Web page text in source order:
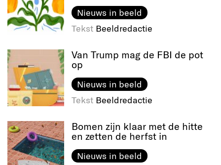
Nieuws in beeld
Tekst Beeldredactie
Van Trump mag de FBI de pot
op
Nieuws in beeld
Tekst Beeldredactie
Bomen zijn klaar met de hitte
en zetten de herfst in
Nieuws in beeld